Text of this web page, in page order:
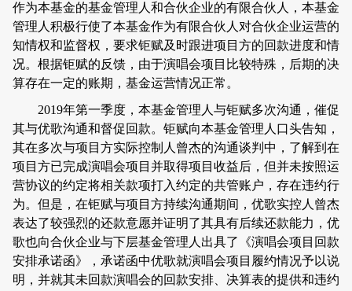
作为本基金的基金管理人和合伙企业的有限合伙人，本基金
管理人积极行使了本基金作为有限合伙人对合伙企业运营的
知情权和监督权，要求钜赋及时跟进项目方的回款进度和情
况。根据钜赋的反馈，由于演唱会项目比较特殊，后期的决
算存在一定的账期，基金运营情况正常。
2019年第一季度，本基金管理人与钜赋多次沟通，催促
其与优歌沟通和督促回款。钜赋向本基金管理人口头告知，
其在多次与项目方实际控制人曾杰的沟通谈判中，了解到在
项目方已完成演唱会项目并取得项目收益后，但并未按照运
营协议的约定将相关款项打入约定的共管账户，存在违约行
为。但是，在钜赋与项目方持续沟通期间，优歌实控人曾杰
表达了较强烈的还款意愿并证明了其具有后续还款能力，优
歌也向合伙企业与下层基金管理人出具了
《演唱会项目回款
安排承诺函》，承诺函中优歌就演唱会项目履约情况予以说
明，并就其未回款演唱会的回款安排、决算表的提供和违约